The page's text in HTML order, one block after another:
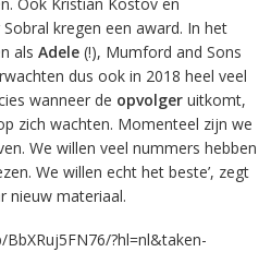
kregen een award. In het
als Adele(!), Mumford and Sons
dus ook in 2018 heel veel
wanneer de opvolgeruitkomt,
zich wachten. Momenteel zijn we
We willen veel nummers hebben
We willen echt het beste’, zegt
nieuw materiaal.
?hl=nl&taken-